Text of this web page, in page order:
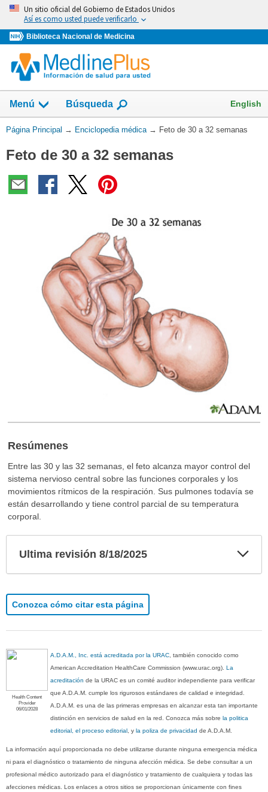
Omita
vaya
al
Contenido
Un sitio oficial del Gobierno de Estados Unidos
Así es como usted puede verificarlo
Biblioteca Nacional de Medicina
Menú Búsqueda English
Usted
aquí:
Página Principal → Enciclopedia médica → Feto de 30 a 32 semanas
Feto de 30 a 32 semanas
Resúmenes
Entre las 30 y las 32 semanas, el feto alcanza mayor control del
sistema nervioso central sobre las funciones corporales y los
movimientos rítmicos de la respiración. Sus pulmones todavía se
están desarrollando y tiene control parcial de su temperatura
corporal.
Ultima revisión 8/18/2025
Conozca cómo citar esta página
Health Content
Provider
06/01/2028
A.D.A.M., Inc. está acreditada por la URAC , también conocido como
American Accreditation HealthCare Commission (www.urac.org).La
acreditación de la URAC es un comité auditor independiente para verificar
que A.D.A.M. cumple los rigurosos estándares de calidad e integridad.
A.D.A.M. es una de las primeras empresas en alcanzar esta tan importante
distinción en servicios de salud en la red. Conozca más sobrela politica
editorial, el proceso editorial , yla poliza de privacidad de A.D.A.M.
La información aquí proporcionada no debe utilizarse durante ninguna emergencia médica
ni para el diagnóstico o tratamiento de ninguna afección médica. Se debe consultar a un
profesional médico autorizado para el diagnóstico y tratamiento de cualquiera y todas las
afecciones médicas. Los enlaces a otros sitios se proporcionan únicamente con fines